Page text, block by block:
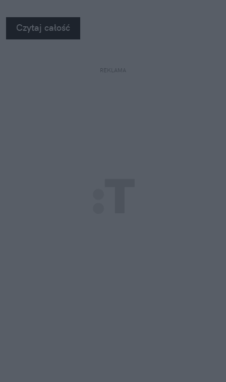
Czytaj całość
REKLAMA